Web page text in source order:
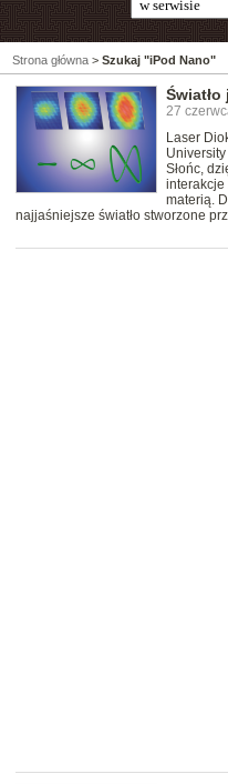
Strona główna > Szukaj "iPod Nano"
Światło
27
Laser
Słońc,
interakcje
materią.
najjaśniejsze światło stworzone